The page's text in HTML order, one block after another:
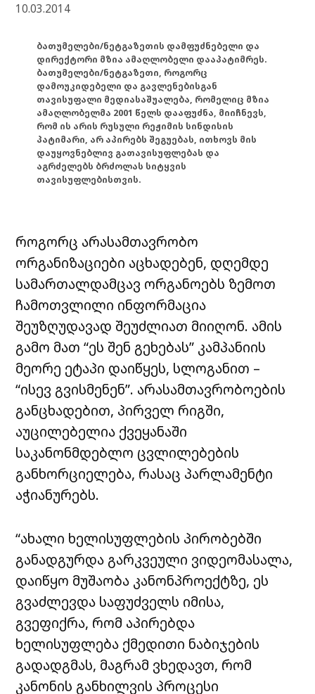
10.03.2014
ბათუმელები/ნეტგაზეთის დამფუძნებელი და
დირექტორი მზია ამაღლობელი დააპატიმრეს.
ბათუმელები/ნეტგაზეთი, როგორც
დამოუკიდებელი და გავლენებისგან
თავისუფალი მედიასაშუალება, რომელიც მზია
ამაღლობელმა 2001 წელს დააფუძნა, მიიჩნევს,
რომ ის არის რუსული რეჟიმის სინდისის
პატიმარი, არ აპირებს შეგუებას, ითხოვს მის
დაუყოვნებლივ გათავისუფლებას და
აგრძელებს ბრძოლას სიტყვის
თავისუფლებისთვის.
როგორც არასამთავრობო
ორგანიზაციები აცხადებენ, დღემდე
სამართალდამცავ ორგანოებს ზემოთ
ჩამოთვლილი ინფორმაცია
შეუზღუდავად შეუძლიათ მიიღონ. ამის
გამო მათ “ეს შენ გეხებას” კამპანიის
მეორე ეტაპი დაიწყეს, სლოგანით –
“ისევ გვისმენენ”. არასამთავრობოების
განცხადებით, პირველ რიგში,
აუცილებელია ქვეყანაში
საკანონმდებლო ცვლილებების
განხორციელება, რასაც პარლამენტი
აჭიანურებს.
“ახალი ხელისუფლების პირობებში
განადგურდა გარკვეული ვიდეომასალა,
დაიწყო მუშაობა კანონპროექტზე, ეს
გვაძლევდა საფუძველს იმისა,
გვეფიქრა, რომ აპირებდა
ხელისუფლება ქმედითი ნაბიჯების
გადადგმას, მაგრამ ვხედავთ, რომ
კანონის განხილვის პროცესი